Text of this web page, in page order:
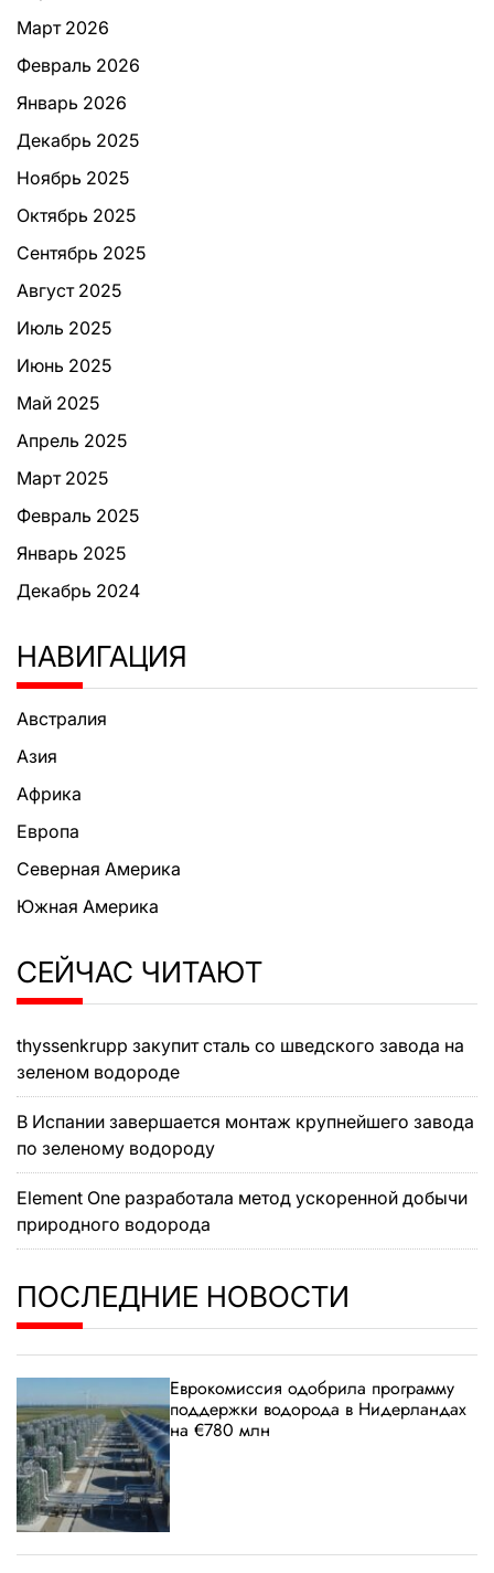
Март 2026
Февраль 2026
Январь 2026
Декабрь 2025
Ноябрь 2025
Октябрь 2025
Сентябрь 2025
Август 2025
Июль 2025
Июнь 2025
Май 2025
Апрель 2025
Март 2025
Февраль 2025
Январь 2025
Декабрь 2024
НАВИГАЦИЯ
Австралия
Азия
Африка
Европа
Северная Америка
Южная Америка
СЕЙЧАС ЧИТАЮТ
thyssenkrupp закупит сталь со шведского завода на
зеленом водороде
В Испании завершается монтаж крупнейшего завода
по зеленому водороду
Element One разработала метод ускоренной добычи
природного водорода
ПОСЛЕДНИЕ НОВОСТИ
Еврокомиссия одобрила программу
поддержки водорода в Нидерландах
на €780 млн